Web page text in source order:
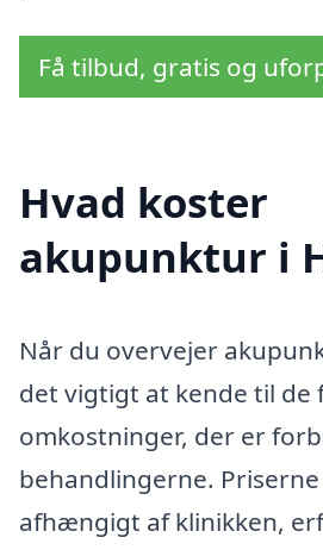
Få tilbud, gratis og
Hvad koster
akupunktur i
Når du overvejer
det vigtigt at kende til de
omkostninger, der er
behandlingerne.
afhængigt af klinikken,